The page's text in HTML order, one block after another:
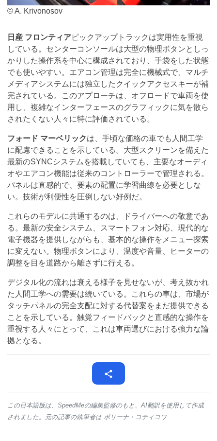
© A. Krivonosov
日産 フロンティアピックアップトラックは実用性を重視
している。センターコンソールは大型の物理ボタンとしっ
かりした操作系を中心に構成されており、手袋をした状態
でも使いやすい。エアコン管理は完全に機械式で、マルチ
メディアシステムには独立したクイックアクセスキーが補
完されている。このアプローチは、オフロードで車両を使
用し、複雑なインターフェースのグラフィックに気を散ら
されたくない人々に特に評価されている。
フォード マーベリックは、手頃な価格の車でも人間工学
に配慮できることを示している。大型スクリーンを備えた
最新のSYNCシステムを搭載していても、主要なオーディ
オやエアコン機能は従来のコントローラーで管理される。
パネルは直感的で、要素の配置に学習曲線を必要としな
い。技術が利便性を圧倒しない好例だ。
これらのモデルに共通するのは、ドライバーへの敬意であ
る。最新の安全システム、スマートフォン対応、現代的な
電子機器を提供しながらも、基本的な操作をメニュー探索
に変えない。物理ボタンにより、温度や音量、ヒーターの
調整を目を道路から離さずに行える。
デジタル化の流れは衰える様子を見せないが、考え抜かれ
た人間工学への需要は続いている。これらの車は、市場が
タッチパネルの完全支配に対する代替案をまだ提供できる
ことを示している。触覚フィードバックと直感的な操作を
重視する人々にとって、これは車両選びにおける強力な論
拠となる。
この日本語版は、SpeedMeの編集監修のもと、AI翻訳を使用して作成
されました。元の記事の執筆者は ポリーナ・コティコワ